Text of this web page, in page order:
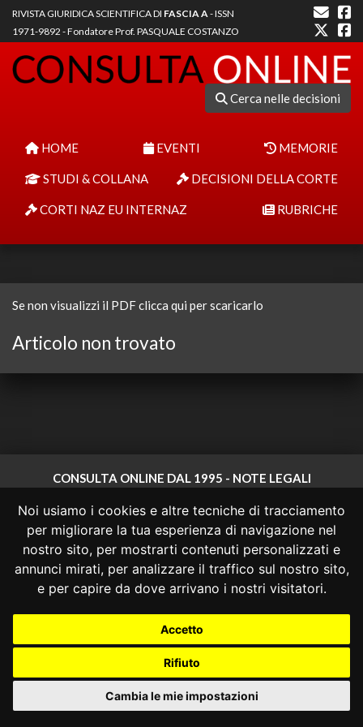
Noi usiamo i cookies e altre tecniche di tracciamento
per migliorare la tua esperienza di navigazione nel
nostro sito, per mostrarti contenuti personalizzati e
annunci mirati, per analizzare il traffico sul nostro sito,
e per capire da dove arrivano i nostri visitatori.
Accetto
Rifiuto
Cambia le mie impostazioni
RIVISTA GIURIDICA SCIENTIFICA DI FASCIA A- ISSN
1971-9892 - Fondatore Prof. PASQUALE COSTANZO
Cerca nelle decisioni
HOME EVENTI MEMORIE
STUDI & COLLANA DECISIONI DELLA CORTE
CORTI NAZ EU INTERNAZ RUBRICHE
Se non visualizzi il PDF clicca qui per scaricarlo
Articolo non trovato
CONSULTA ONLINE DAL 1995 - NOTE LEGALI
Consulta OnLine non ha prodotto e non è responsabile per i contenuti e
le informazioni legali di siti collegati.
La consultazione di questi o del materiale contenuto nel sito non
costituisce una relazione di consulenza legale.
Nessuno deve confidare o agire in base alle informazioni disponibili in
questo sito senza una consulenza legale professionale.
Consulta OnLine|